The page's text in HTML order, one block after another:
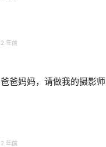
2 年前
爸爸妈妈，请做我的摄影师
2 年前